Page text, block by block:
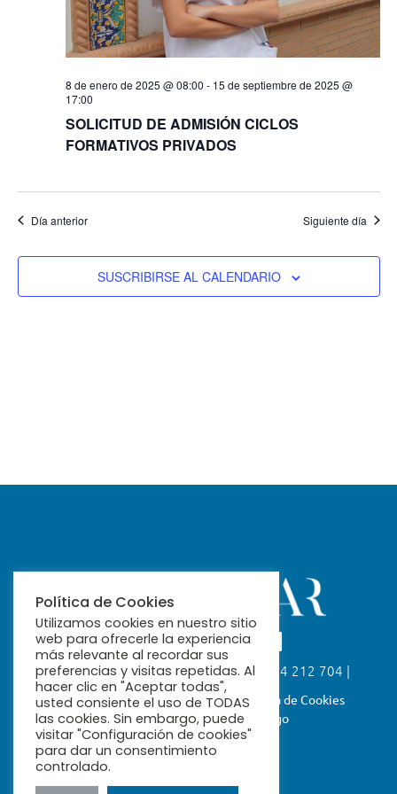
8 de enero de 2025 @ 08:00 - 15 de septiembre de 2025 @
17:00
SOLICITUD DE ADMISIÓN CICLOS
FORMATIVOS PRIVADOS
Día anterior Siguiente día
SUSCRIBIRSE AL CALENDARIO
Calle Fabiola, 26. 41004 Sevilla | 954 212 704 |
ribamar@ribamar.org
Aviso LegalPolítica de PrivacidadPolítica de Cookies
Términos y Condiciones de Pago
Política de Cookies
Utilizamos cookies en nuestro sitio
web para ofrecerle la experiencia
más relevante al recordar sus
preferencias y visitas repetidas. Al
hacer clic en "Aceptar todas",
usted consiente el uso de TODAS
las cookies. Sin embargo, puede
visitar "Configuración de cookies"
para dar un consentimiento
controlado.